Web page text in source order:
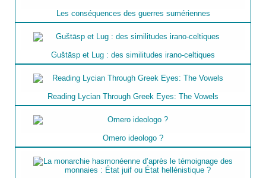
Les conséquences des guerres sumériennes
Guštāsp et Lug : des similitudes irano-celtiques
Reading Lycian Through Greek Eyes: The Vowels
Omero ideologo ?